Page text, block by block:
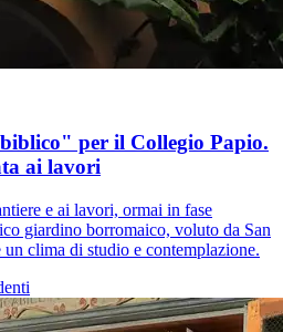
per il Collegio Papio.
ai lavori
e ai lavori, ormai in fase
giardino borromaico, voluto da San
clima di studio e contemplazione.